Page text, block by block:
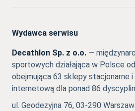
Wydawca serwisu
Decathlon Sp. z o.o. —
sportowych działająca w Polsce
obejmująca 63 sklepy stacjonarne i
internetową dla ponad 86
ul. Geodezyjna 76, 03-290